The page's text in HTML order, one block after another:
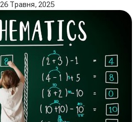
26 Травня, 2025